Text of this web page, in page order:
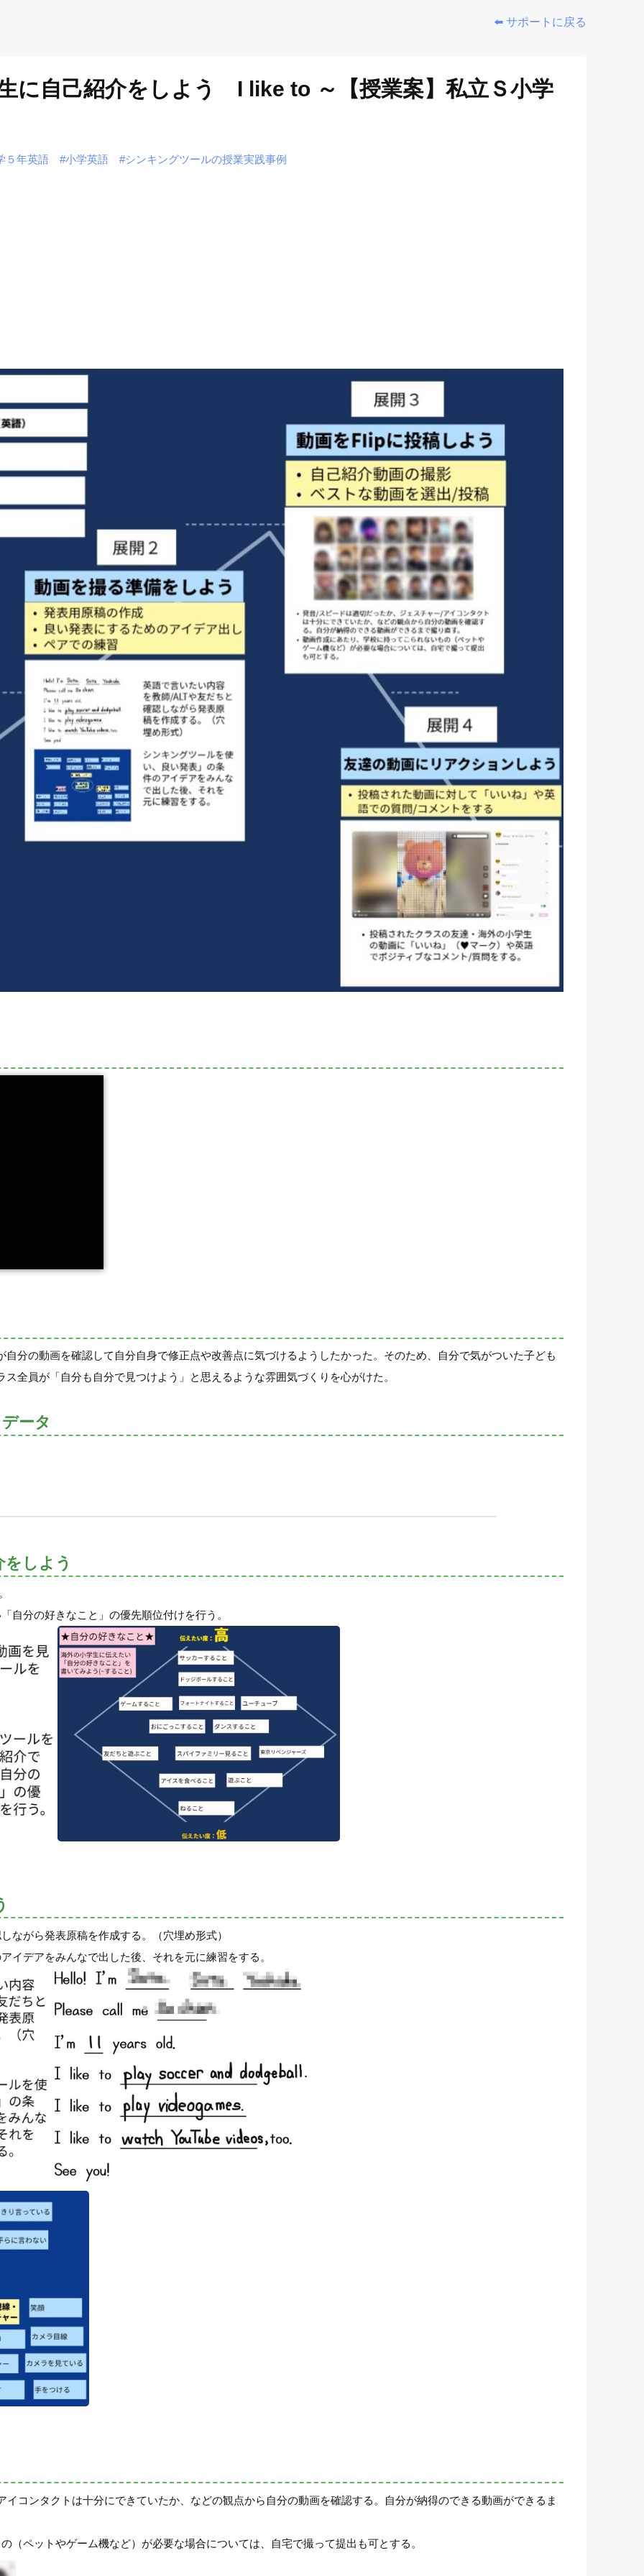
⬅️ サポートに戻る
自己紹介をしよう I like to ～【授業案】私立Ｓ小学
５年英語 #小学英語 #シンキングツールの授業実践事例
分の動画を確認して自分自身で修正点や改善点に気づけるようしたかった。そのため、自分で気がついた子ども
全員が「自分も自分で見つけよう」と思えるような雰囲気づくりを心がけた。
ータ
しよう
自分の好きなこと」の優先順位付けを行う。
ながら発表原稿を作成する。（穴埋め形式）
イデアをみんなで出した後、それを元に練習をする。
コンタクトは十分にできていたか、などの観点から自分の動画を確認する。自分が納得のできる動画ができるま
（ペットやゲーム機など）が必要な場合については、自宅で撮って提出も可とする。